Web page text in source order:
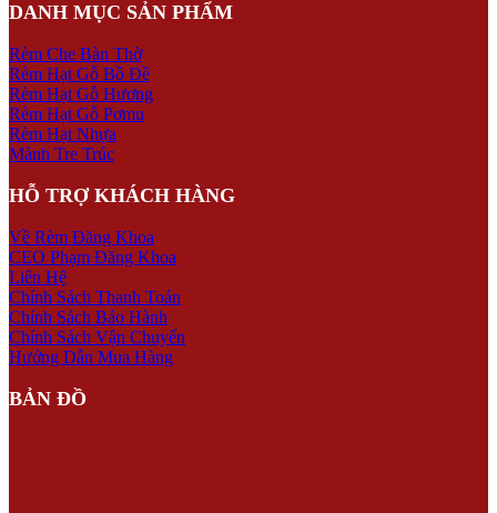
DANH MỤC SẢN PHẨM
Rèm Che Bàn Thờ
Rèm Hạt Gỗ Bồ Đề
Rèm Hạt Gỗ Hương
Rèm Hạt Gỗ Pơmu
Rèm Hạt Nhựa
Mành Tre Trúc
HỖ TRỢ KHÁCH HÀNG
Về Rèm Đăng Khoa
CEO Phạm Đăng Khoa
Liên Hệ
Chính Sách Thanh Toán
Chính Sách Bảo Hành
Chính Sách Vận Chuyển
Hướng Dẫn Mua Hàng
BẢN ĐỒ